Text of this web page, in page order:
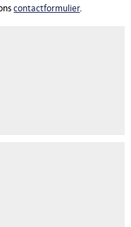
contactformulier.